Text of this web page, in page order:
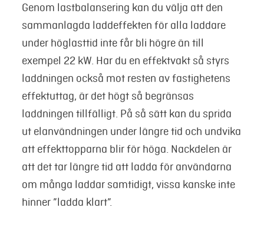
Genom lastbalansering kan du välja att den
sammanlagda laddeffekten för alla laddare
under höglasttid inte får bli högre än till
exempel 22 kW. Har du en effektvakt så styrs
laddningen också mot resten av fastighetens
effektuttag, är det högt så begränsas
laddningen tillfälligt. På så sätt kan du sprida
ut elanvändningen under längre tid och undvika
att effekttopparna blir för höga. Nackdelen är
att det tar längre tid att ladda för användarna
om många laddar samtidigt, vissa kanske inte
hinner ”ladda klart”.